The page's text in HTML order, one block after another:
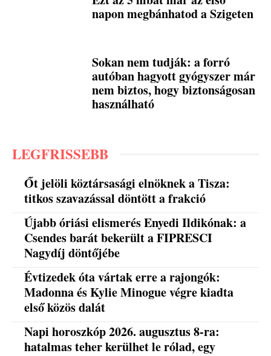
napon megbánhatod a Szigeten
Sokan nem tudják: a forró
autóban hagyott gyógyszer már
nem biztos, hogy biztonságosan
használható
LEGFRISSEBB
Őt jelöli köztársasági elnöknek a Tisza:
titkos szavazással döntött a frakció
Újabb óriási elismerés Enyedi Ildikónak: a
Csendes barát bekerült a FIPRESCI
Nagydíj döntőjébe
Évtizedek óta vártak erre a rajongók:
Madonna és Kylie Minogue végre kiadta
első közös dalát
Napi horoszkóp 2026. augusztus 8-ra:
hatalmas teher kerülhet le rólad, egy